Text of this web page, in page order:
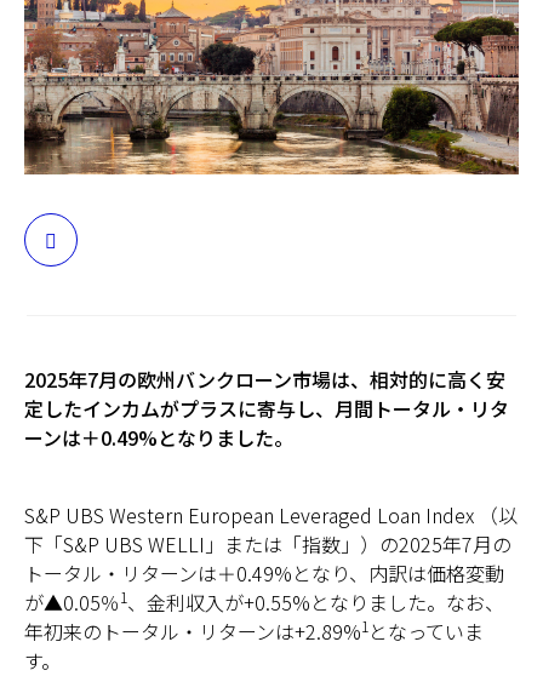
日本
2025年7月の欧州バンクローン市場は、相対的に高く安
定したインカムがプラスに寄与し、月間トータル・リタ
ーンは＋0.49%となりました。
S&P UBS Western European Leveraged Loan Index （以
下「S&P UBS WELLI」または「指数」）の2025年7月の
トータル・リターンは＋0.49%となり、内訳は価格変動
が▲0.05％1、金利収入が+0.55%となりました。なお、
年初来のトータル・リターンは+2.89%1 となっていま
す。